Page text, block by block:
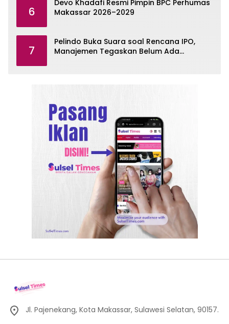
6
Devo Khadafi Resmi Pimpin BPC Perhumas
Makassar 2026–2029
7
Pelindo Buka Suara soal Rencana IPO,
Manajemen Tegaskan Belum Ada
Jl. Pajenekang, Kota Makassar, Sulawesi Selatan, 90157.